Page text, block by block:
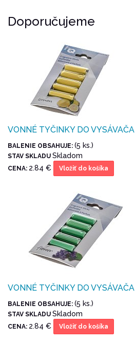
Doporučujeme
VONNÉ TYČINKY DO VYSÁVAČA
BALENIE OBSAHUJE: (5 ks.)
STAV SKLADU Skladom
CENA: 2.84 € Vložiť do košíka
VONNÉ TYČINKY DO VYSÁVAČA
BALENIE OBSAHUJE: (5 ks.)
STAV SKLADU Skladom
CENA: 2.84 € Vložiť do košíka